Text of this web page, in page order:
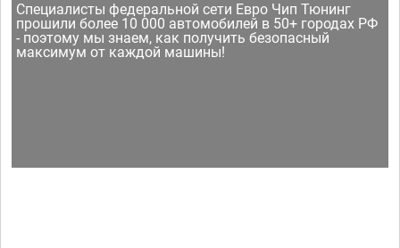
Специалисты федеральной сети Евро Чип Тюнинг
прошили более 10 000 автомобилей в 50+ городах РФ
- поэтому мы знаем, как получить безопасный
максимум от каждой машины!